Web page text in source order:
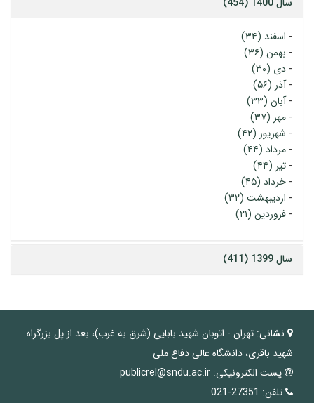
- اسفند (۳۴)
- بهمن (۳۶)
- دی (۳۰)
-آذر (۵۶)
-آبان (۳۳)
- مهر (۳۷)
- شهریور (۴۲)
- مرداد (۴۴)
- تیر (۴۴)
- خرداد (۴۵)
- اردیبهشت (۳۲)
- فروردین (۲۱)
سال 1399 (411)
نشانی: تهران - اتوبان شهید بابایی (شرق به غرب)، بعد از پل بزرگراه
شهید باقری، دانشگاه عالی دفاع ملی
پست الکترونیکی: publicrel@sndu.ac.ir
تلفن: 27351-021